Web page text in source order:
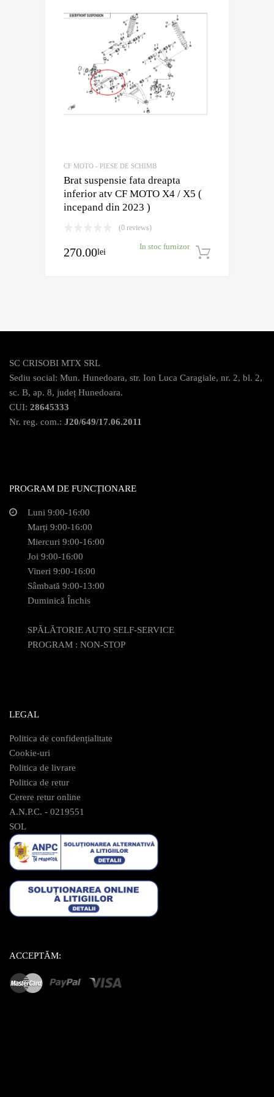
CF MOTO - PIESE DE SCHIMB
Brat suspensie fata dreapta
inferior atv CF MOTO X4 / X5 (
incepand din 2023 )
(0 reviews)
270.00lei
In stoc furnizor
SC CRISOBI MTX SRL
Sediu social: Mun. Hunedoara, str. Ion Luca Caragiale, nr. 2, bl. 2,
sc. B, ap. 8, județ Hunedoara.
CUI: 28645333
Nr. reg. com.: J20/649/17.06.2011
PROGRAM DE FUNCȚIONARE
Luni 9:00-16:00
Marți 9:00-16:00
Miercuri 9:00-16:00
Joi 9:00-16:00
Vineri 9:00-16:00
Sâmbată 9:00-13:00
Duminică Închis
SPĂLĂTORIE AUTO SELF-SERVICE
PROGRAM : NON-STOP
LEGAL
Politica de confidențialitate
Cookie-uri
Politica de livrare
Politica de retur
Cerere retur online
A.N.P.C. - 0219551
SOL
ACCEPTĂM: